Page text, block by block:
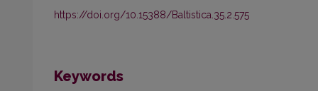
https://doi.org/10.15388/Baltistica.35.2.575
Keywords